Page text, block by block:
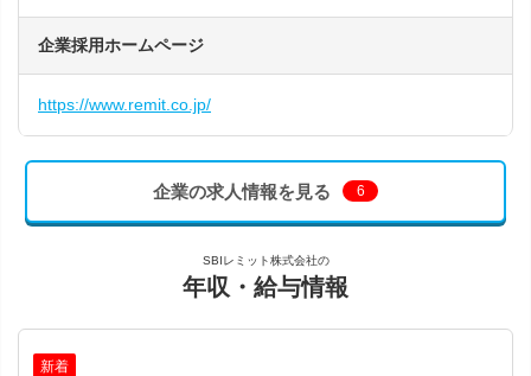
企業採用ホームページ
https://www.remit.co.jp/
企業の求人情報を見る 6
SBIレミット株式会社の
年収・給与情報
新着